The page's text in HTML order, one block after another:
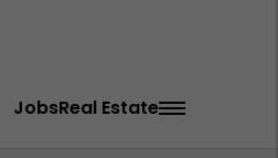
JobsReal Estate